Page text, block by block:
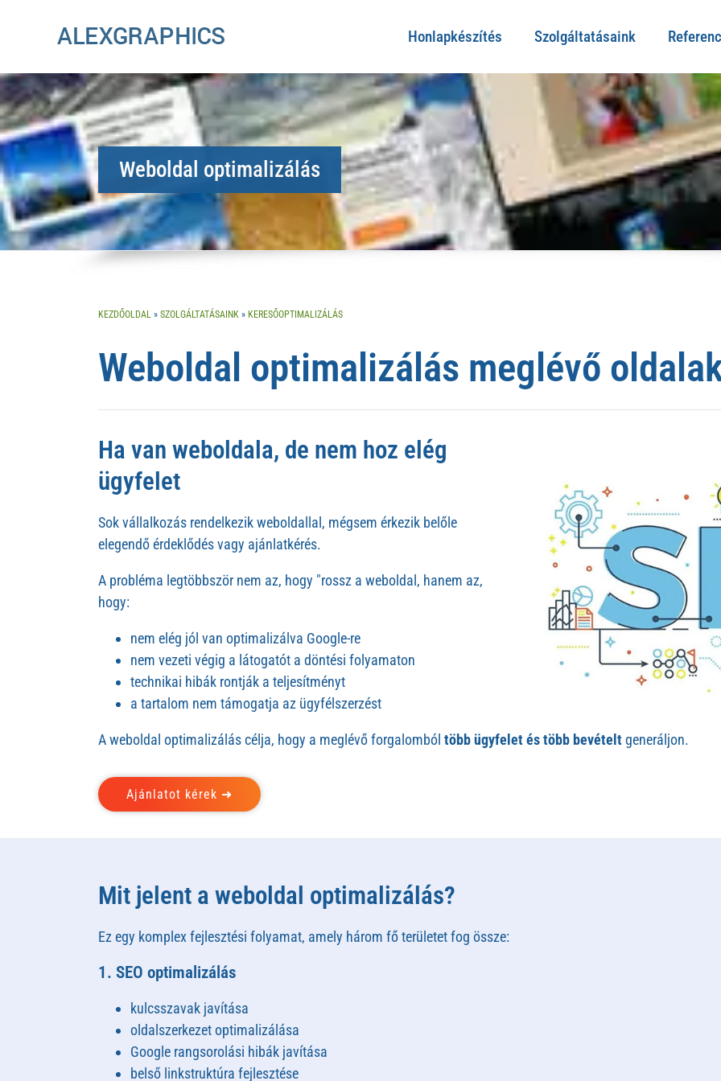
Honlapkészítés Szolgáltatásaink
Weboldal optimalizálás
KEZDŐOLDAL » SZOLGÁLTATÁSAINK » KERESŐOPTIMALIZÁLÁS
Weboldal optimalizálás meglévő
Ha van weboldala, de nem hoz elég
ügyfelet
Sok vállalkozás rendelkezik weboldallal, mégsem érkezik belőle
elegendő érdeklődés vagy ajánlatkérés.
A probléma legtöbbször nem az, hogy "rossz a weboldal, hanem az,
hogy:
nem elég jól van optimalizálva Google-re
nem vezeti végig a látogatót a döntési folyamaton
technikai hibák rontják a teljesítményt
a tartalom nem támogatja az ügyfélszerzést
A weboldal optimalizálás célja, hogy a meglévő forgalomból több ügyfelet és több bevételtgeneráljon.
Ajánlatot kérek ➜
Mit jelent a weboldal optimalizálás?
Ez egy komplex fejlesztési folyamat, amely három fő területet fog össze:
1. SEO optimalizálás
kulcsszavak javítása
oldalszerkezet optimalizálása
Google rangsorolási hibák javítása
belső linkstruktúra fejlesztése